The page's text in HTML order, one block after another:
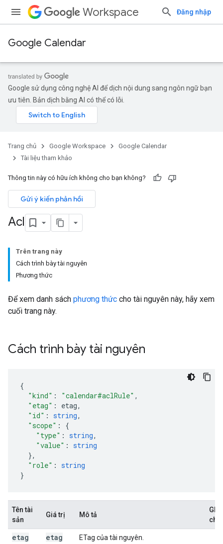
Workspace Đăng nhập
Google Calendar
Google sử dụng công nghệ AI để dịch nội dung sang ngôn ngữ bạn
ưu tiên. Bản dịch bằng AI có thể có lỗi.
Trang chủ Google Workspace
Google Calendar
Tài liệu tham khảo
Thông tin này có hữu ích không cho bạn không?
Gửi ý kiến phản hồi
Acl
Trên trang này
Cách trình bày tài nguyên
Phương thức
Để xem danh sách phương thức cho tài nguyên này, hãy xem
cuối trang này.
Cách trình bày tài nguyên
"kind" : "calendar#aclRule" ,
"etag" : etag,
"id" : string,
"scope" :
"type" : string,
"value" : string
},
"role" : string
}
Tên tài
sản
Giá trị Mô tả
Ghi
chú
etag etag ETag của tài nguyên.